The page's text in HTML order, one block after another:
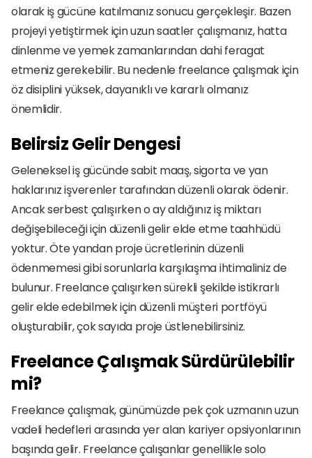
olarak iş gücüne katılmanız sonucu gerçekleşir. Bazen
projeyi yetiştirmek için uzun saatler çalışmanız, hatta
dinlenme ve yemek zamanlarından dahi feragat
etmeniz gerekebilir. Bu nedenle freelance çalışmak için
öz disiplini yüksek, dayanıklı ve kararlı olmanız
önemlidir.
Belirsiz Gelir Dengesi
Geleneksel iş gücünde sabit maaş, sigorta ve yan
haklarınız işverenler tarafından düzenli olarak ödenir.
Ancak serbest çalışırken o ay aldığınız iş miktarı
değişebileceği için düzenli gelir elde etme taahhüdü
yoktur. Öte yandan proje ücretlerinin düzenli
ödenmemesi gibi sorunlarla karşılaşma ihtimaliniz de
bulunur. Freelance çalışırken sürekli şekilde istikrarlı
gelir elde edebilmek için düzenli müşteri portföyü
oluşturabilir, çok sayıda proje üstlenebilirsiniz.
Freelance Çalışmak Sürdürülebilir
mi?
Freelance çalışmak, günümüzde pek çok uzmanın uzun
vadeli hedefleri arasında yer alan kariyer opsiyonlarının
başında gelir. Freelance çalışanlar genellikle solo